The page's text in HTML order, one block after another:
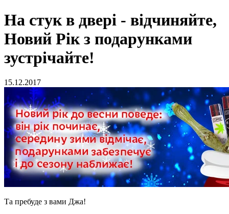
На стук в двері - відчиняйте,
Новий Рік з подарунками
зустрічайте!
15.12.2017
Та пребуде з вами Джа!